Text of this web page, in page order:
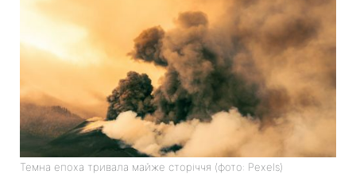
Темна епоха тривала майже сторіччя (фото: Pexels)